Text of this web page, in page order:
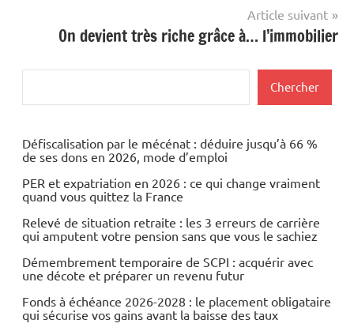
Article suivant
On devient très riche grâce à… l’immobilier
Chercher
Défiscalisation par le mécénat : déduire jusqu’à 66 %
de ses dons en 2026, mode d’emploi
PER et expatriation en 2026 : ce qui change vraiment
quand vous quittez la France
Relevé de situation retraite : les 3 erreurs de carrière
qui amputent votre pension sans que vous le sachiez
Démembrement temporaire de SCPI : acquérir avec
une décote et préparer un revenu futur
Fonds à échéance 2026-2028 : le placement obligataire
qui sécurise vos gains avant la baisse des taux